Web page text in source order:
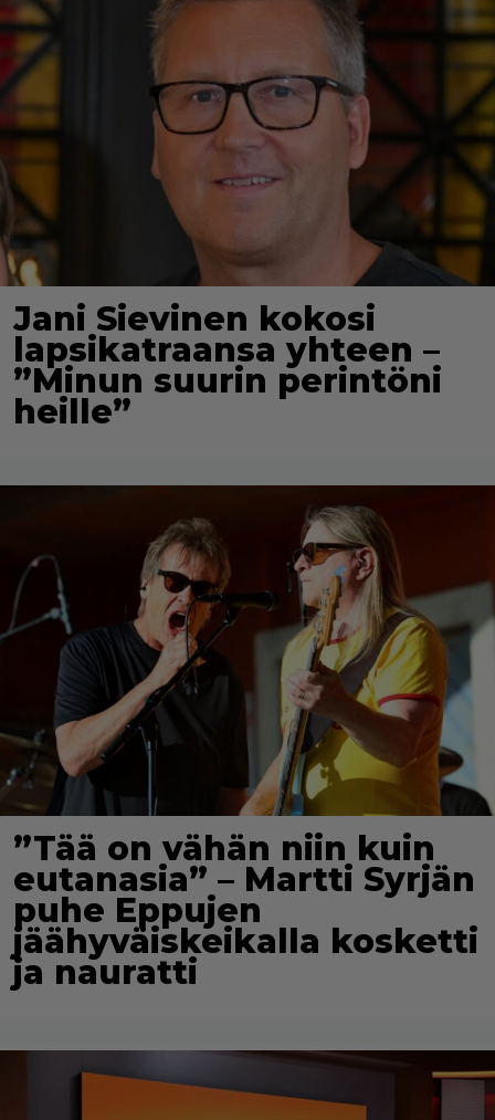
Jani Sievinen kokosi
lapsikatraansa yhteen –
”Minun suurin perintöni
heille”
”Tää on vähän niin kuin
eutanasia” – Martti Syrjän
puhe Eppujen
jäähyväiskeikalla kosketti
ja nauratti